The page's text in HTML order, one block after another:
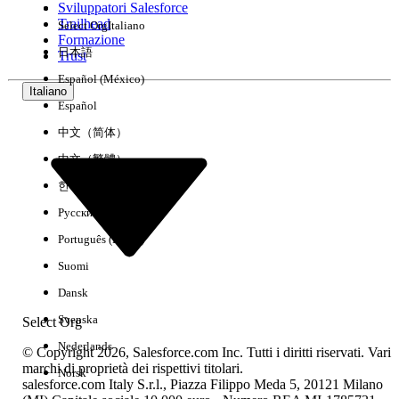
Esperienza
Nessun risultato
Sviluppatori Salesforce
Trailhead
Formazione
Trust
Italiano
Select Org
Select OrgItaliano
日本語
Español (México)
Español
中文（简体）
中文（繁體）
한국어
Русский
Português (Brasil)
Suomi
Dansk
Svenska
Nederlands
Norsk
© Copyright 2026, Salesforce.com Inc. Tutti i diritti riservati. Vari
marchi di proprietà dei rispettivi titolari.
salesforce.com Italy S.r.l., Piazza Filippo Meda 5, 20121 Milano